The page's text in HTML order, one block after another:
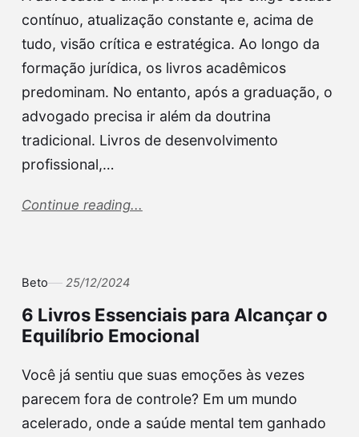
contínuo, atualização constante e, acima de
tudo, visão crítica e estratégica. Ao longo da
formação jurídica, os livros acadêmicos
predominam. No entanto, após a graduação, o
advogado precisa ir além da doutrina
tradicional. Livros de desenvolvimento
profissional,…
Continue reading...
Beto 25/12/2024
6 Livros Essenciais para Alcançar o
Equilíbrio Emocional
Você já sentiu que suas emoções às vezes
parecem fora de controle? Em um mundo
acelerado, onde a saúde mental tem ganhado